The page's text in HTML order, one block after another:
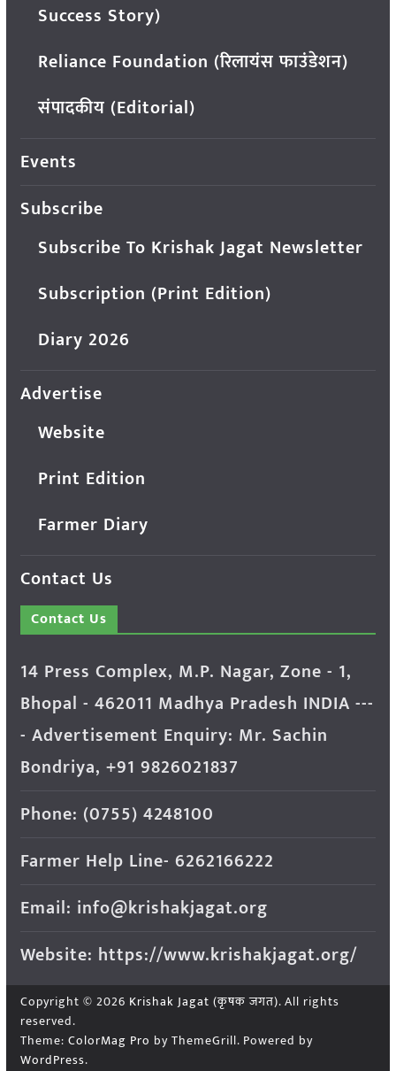
Success Story)
Reliance Foundation (रिलायंस फाउंडेशन)
संपादकीय (Editorial)
Events
Subscribe
Subscribe To Krishak Jagat Newsletter
Subscription (Print Edition)
Diary 2026
Advertise
Website
Print Edition
Farmer Diary
Contact Us
Contact Us
14 Press Complex, M.P. Nagar, Zone - 1,
Bhopal - 462011 Madhya Pradesh INDIA ---
- Advertisement Enquiry: Mr. Sachin
Bondriya, +91 9826021837
Phone: (0755) 4248100
Farmer Help Line- 6262166222
Email: info@krishakjagat.org
Website: https://www.krishakjagat.org/
Copyright © 2026 Krishak Jagat (कृषक जगत). All rights
reserved.
Theme: ColorMag Pro by ThemeGrill. Powered by
WordPress.